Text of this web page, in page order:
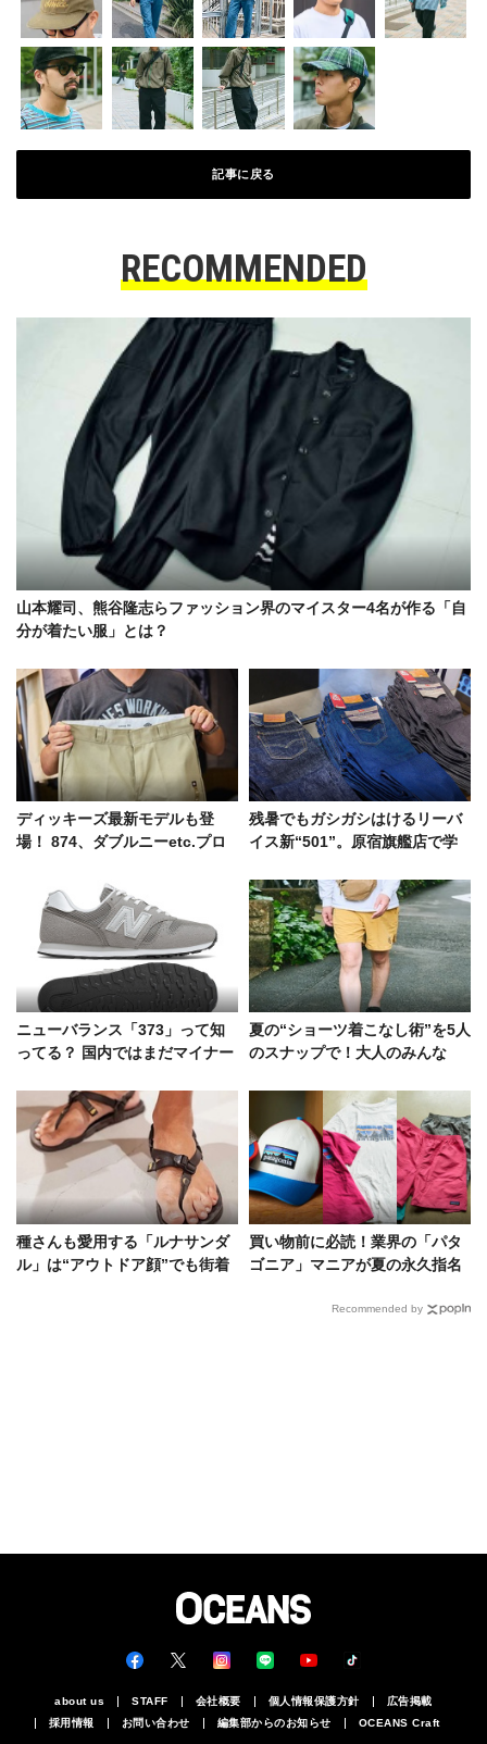
記事に戻る
RECOMMENDED
山本耀司、熊谷隆志らファッション界のマイスター4名が作る「自
分が着たい服」とは？
ディッキーズ最新モデルも登
場！ 874、ダブルニーetc.プロ
残暑でもガシガシはけるリーバ
イス新“501”。原宿旗艦店で学
ニューバランス「373」って知
ってる？ 国内ではまだマイナー
夏の“ショーツ着こなし術”を5人
のスナップで！大人のみんな
種さんも愛用する「ルナサンダ
ル」は“アウトドア顔”でも街着
買い物前に必読！業界の「パタ
ゴニア」マニアが夏の永久指名
Recommended by
about us STAFF 会社概要 個人情報保護方針
広告掲載
採用情報
お問い合わせ 編集部からのお知らせ OCEANS Craft